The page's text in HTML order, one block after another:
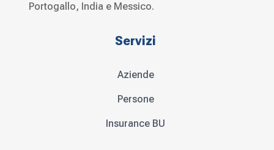
Portogallo, India e Messico.
Servizi
Aziende
Persone
Insurance BU